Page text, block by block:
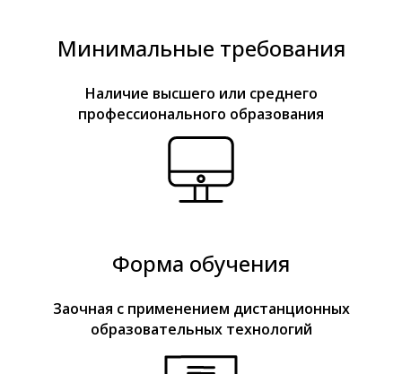
Минимальные требования
Наличие высшего или среднего
профессионального образования
Форма обучения
Заочная с применением дистанционных
образовательных технологий